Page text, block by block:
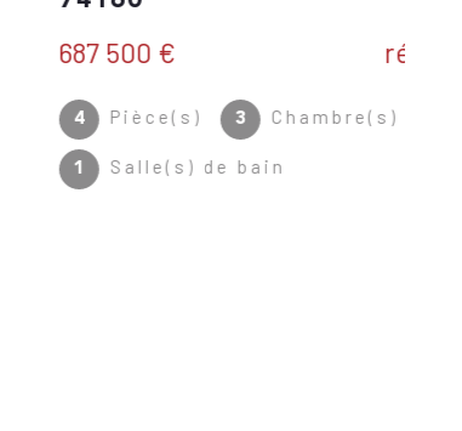
Réf : 3591-A
Pièce(s) 3 Chambre(s)
Salle(s) de bain